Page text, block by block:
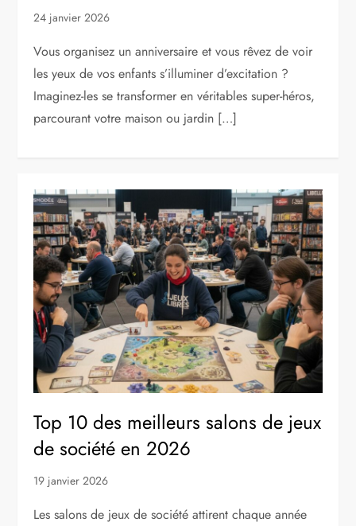
24 janvier 2026
Vous organisez un anniversaire et vous rêvez de voir
les yeux de vos enfants s’illuminer d’excitation ?
Imaginez-les se transformer en véritables super-héros,
parcourant votre maison ou jardin […]
Top 10 des meilleurs salons de jeux
de société en 2026
19 janvier 2026
Les salons de jeux de société attirent chaque année